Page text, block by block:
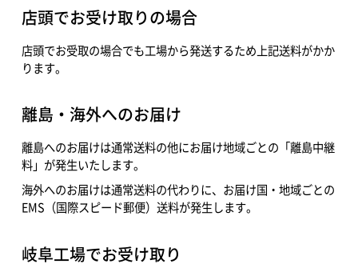
店頭でお受け取りの場合
店頭でお受取の場合でも工場から発送するため上記送料がかか
ります。
離島・海外へのお届け
離島へのお届けは通常送料の他にお届け地域ごとの「離島中継
料」が発生いたします。
海外へのお届けは通常送料の代わりに、お届け国・地域ごとの
EMS（国際スピード郵便）送料が発生します。
岐阜工場でお受け取り